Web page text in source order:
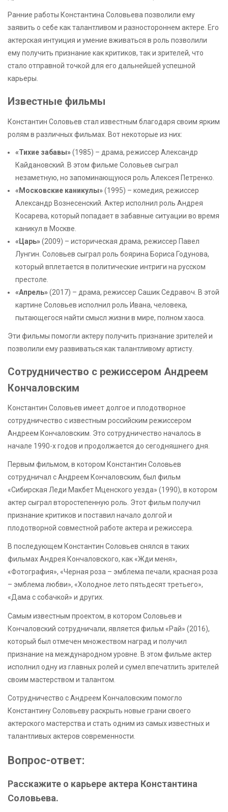
Ранние работы Константина Соловьева позволили ему
заявить о себе как талантливом и разностороннем актере. Его
актерская интуиция и умение вживаться в роль позволили
ему получить признание как критиков, так и зрителей, что
стало отправной точкой для его дальнейшей успешной
карьеры.
Известные фильмы
Константин Соловьев стал известным благодаря своим ярким
ролям в различных фильмах. Вот некоторые из них:
«Тихие забавы»(1985) – драма, режиссер Александр
Кайдановский. В этом фильме Соловьев сыграл
незаметную, но запоминающуюся роль Алексея Петренко.
«Московские каникулы»(1995) – комедия, режиссер
Александр Вознесенский. Актер исполнил роль Андрея
Косарева, который попадает в забавные ситуации во время
каникул в Москве.
«Царь»(2009) – историческая драма, режиссер Павел
Лунгин. Соловьев сыграл роль боярина Бориса Годунова,
который вплетается в политические интриги на русском
престоле.
«Апрель»(2017) – драма, режиссер Сашик Седравоч. В этой
картине Соловьев исполнил роль Ивана, человека,
пытающегося найти смысл жизни в мире, полном хаоса.
Эти фильмы помогли актеру получить признание зрителей и
позволили ему развиваться как талантливому артисту.
Сотрудничество с режиссером Андреем
Кончаловским
Константин Соловьев имеет долгое и плодотворное
сотрудничество с известным российским режиссером
Андреем Кончаловским. Это сотрудничество началось в
начале 1990-х годов и продолжается до сегодняшнего дня.
Первым фильмом, в котором Константин Соловьев
сотрудничал с Андреем Кончаловским, был фильм
«Сибирская Леди Макбет Мценского уезда» (1990), в котором
актер сыграл второстепенную роль. Этот фильм получил
признание критиков и поставил начало долгой и
плодотворной совместной работе актера и режиссера.
В последующем Константин Соловьев снялся в таких
фильмах Андрея Кончаловского, как «Жди меня»,
«Фотография», «Черная роза – эмблема печали, красная роза
– эмблема любви», «Холодное лето пятьдесят третьего»,
«Дама с собачкой» и других.
Самым известным проектом, в котором Соловьев и
Кончаловский сотрудничали, является фильм «Рай» (2016),
который был отмечен множеством наград и получил
признание на международном уровне. В этом фильме актер
исполнил одну из главных ролей и сумел впечатлить зрителей
своим мастерством и талантом.
Сотрудничество с Андреем Кончаловским помогло
Константину Соловьеву раскрыть новые грани своего
актерского мастерства и стать одним из самых известных и
талантливых актеров современности.
Вопрос-ответ:
Расскажите о карьере актера Константина
Соловьева.